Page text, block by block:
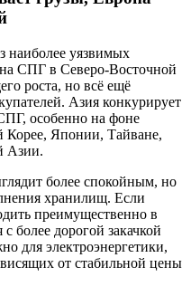
наиболее уязвимых
СПГ в Северо-Восточной
роста, но всё ещё
Азия конкурирует
особенно на фоне
Японии, Тайване,
Азии.
более спокойным, но
хранилищ. Если
преимущественно в
более дорогой закачкой
для электроэнергетики,
от стабильной цены